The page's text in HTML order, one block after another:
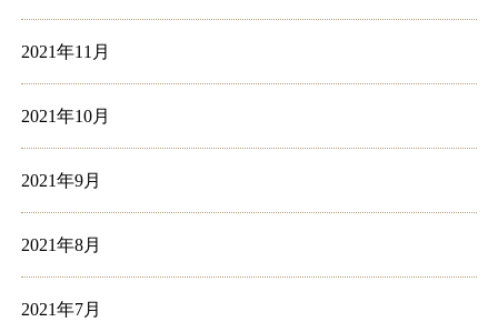
2021年11月
2021年10月
2021年9月
2021年8月
2021年7月